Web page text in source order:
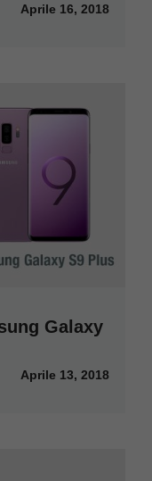
Aprile 16, 2018
Galaxy
Aprile 13, 2018